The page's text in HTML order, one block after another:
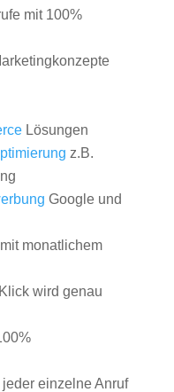
mit 100%
Lösungen
z.B.
Google und
monatlichem
wird genau
einzelne Anruf